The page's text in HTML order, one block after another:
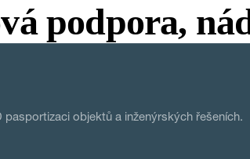
podpora,
objektů a inženýrských řešeních.